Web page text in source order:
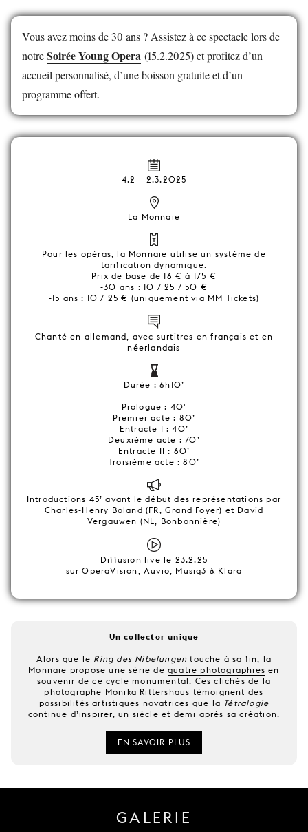
Vous avez moins de 30 ans ? Assistez à ce spectacle lors de
notreSoirée Young Opera (15.2.2025) et profitez d’un
accueil personnalisé, d’une boisson gratuite et d’un
programme offert.
4.2 – 2.3.2025
La Monnaie
Pour les opéras, la Monnaie utilise un système de
tarification dynamique.
Prix de base de 16 € à 175 €
-30 ans : 10 / 25 / 50 €
-15 ans : 10 / 25 € (uniquement via MM Tickets)
Chanté en allemand, avec surtitres en français et en
néerlandais
Durée : 6h10’
Prologue : 40'
Premier acte : 80’
Entracte I : 40’
Deuxième acte : 70’
Entracte II : 60’
Troisième acte : 80’
Introductions 45’ avant le début des représentations par
Charles-Henry Boland (FR, Grand Foyer) et David
Vergauwen (NL, Bonbonnière)
Diffusion live le 23.2.25
sur OperaVision, Auvio, Musiq3 & Klara
Un collector unique
Alors que le Ring des Nibelungen touche à sa fin, la
Monnaie propose une série dequatre photographies en
souvenir de ce cycle monumental. Ces clichés de la
photographe Monika Rittershaus témoignent des
possibilités artistiques novatrices que la Tétralogie
continue d’inspirer, un siècle et demi après sa création.
EN SAVOIR PLUS
GALERIE